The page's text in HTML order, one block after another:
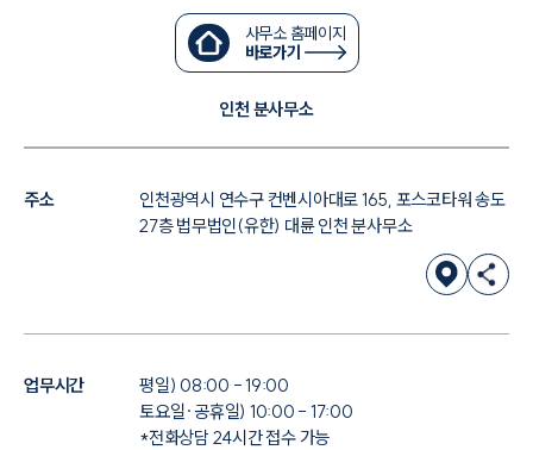
사무소 홈페이지
바로가기
인천 분사무소
주소
인천광역시 연수구 컨벤시아대로 165, 포스코타워 송도
27층 법무법인(유한) 대륜 인천 분사무소
업무시간
평일) 08:00 - 19:00
토요일·공휴일) 10:00 - 17:00
*전화상담 24시간 접수 가능